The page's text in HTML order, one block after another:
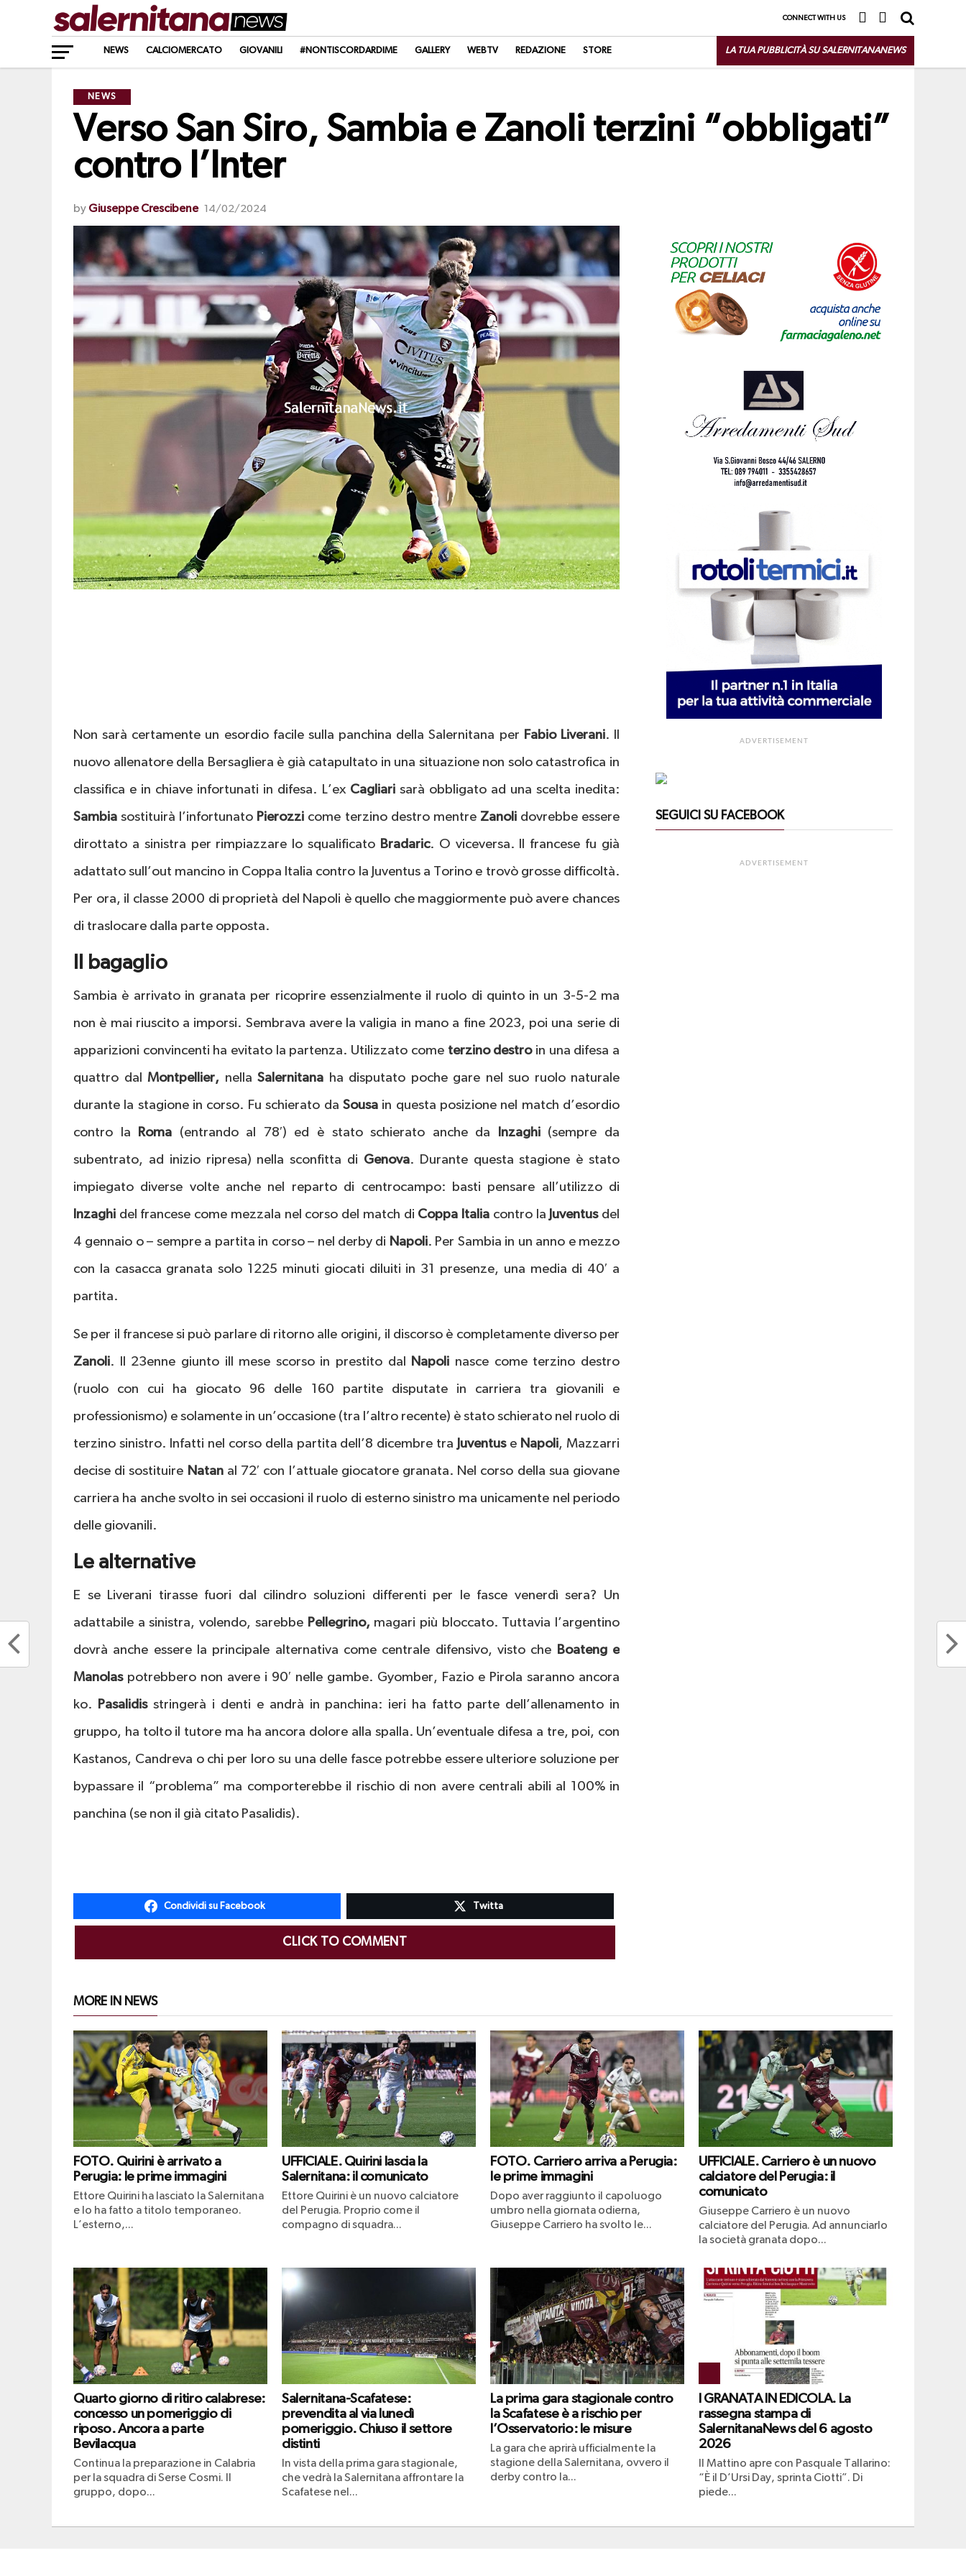
CONNECT WITH US
NEWS CALCIOMERCATO GIOVANILI #NONTISCORDARDIME GALLERY WEBTV REDAZIONE STORE LA TUA PUBBLICITÀ SU SALERNITANANEWS
NEWS
Verso San Siro, Sambia e Zanoli terzini “obbligati”
contro l’Inter
by Giuseppe Crescibene 14/02/2024
Non sarà certamente un esordio facile sulla panchina della Salernitana per Fabio Liverani. Il
nuovo allenatore della Bersagliera è già catapultato in una situazione non solo catastrofica in
classifica e in chiave infortunati in difesa. L’ex Cagliarisarà obbligato ad una scelta inedita:
Sambia sostituirà l’infortunato Pierozzi come terzino destro mentre Zanoli dovrebbe essere
dirottato a sinistra per rimpiazzare lo squalificato Bradaric. O viceversa. Il francese fu già
adattato sull’out mancino in Coppa Italia contro la Juventus a Torino e trovò grosse difficoltà.
Per ora, il classe 2000 di proprietà del Napoli è quello che maggiormente può avere chances
di traslocare dalla parte opposta.
Il bagaglio
Sambia è arrivato in granata per ricoprire essenzialmente il ruolo di quinto in un 3-5-2 ma
non è mai riuscito a imporsi. Sembrava avere la valigia in mano a fine 2023, poi una serie di
apparizioni convincenti ha evitato la partenza. Utilizzato come terzino destroin una difesa a
quattro dal Montpellier, nella Salernitana ha disputato poche gare nel suo ruolo naturale
durante la stagione in corso. Fu schierato da Sousain questa posizione nel match d’esordio
contro la
Roma (entrando al 78′) ed è stato schierato anche da Inzaghi(sempre da
subentrato, ad inizio ripresa) nella sconfitta di Genova. Durante questa stagione è stato
impiegato diverse volte anche nel reparto di centrocampo: basti pensare all’utilizzo di
Inzaghi del francese come mezzala nel corso del match di Coppa Italia contro la Juventusdel
4 gennaio o – sempre a partita in corso – nel derby di Napoli. Per Sambia in un anno e mezzo
con la casacca granata solo 1225 minuti giocati diluiti in 31 presenze, una media di 40′ a
partita.
Se per il francese si può parlare di ritorno alle origini, il discorso è completamente diverso per
Zanoli. Il 23enne giunto ill mese scorso in prestito dal Napoli nasce come terzino destro
(ruolo con cui ha giocato 96 delle 160 partite disputate in carriera tra giovanili e
professionismo) e solamente in un’occasione (tra l’altro recente) è stato schierato nel ruolo di
terzino sinistro. Infatti nel corso della partita dell’8 dicembre tra Juventuse Napoli, Mazzarri
decise di sostituire Natanal 72′ con l’attuale giocatore granata. Nel corso della sua giovane
carriera ha anche svolto in sei occasioni il ruolo di esterno sinistro ma unicamente nel periodo
delle giovanili.
Le alternative
E se Liverani tirasse fuori dal cilindro soluzioni differenti per le fasce venerdì sera? Un
adattabile a sinistra, volendo, sarebbe Pellegrino, magari più bloccato. Tuttavia l’argentino
dovrà anche essere la principale alternativa come centrale difensivo, visto che Boateng e
Manolaspotrebbero non avere i 90′ nelle gambe. Gyomber, Fazio e Pirola saranno ancora
ko.
Pasalidisstringerà i denti e andrà in panchina: ieri ha fatto parte dell’allenamento in
gruppo, ha tolto il tutore ma ha ancora dolore alla spalla. Un’eventuale difesa a tre, poi, con
Kastanos, Candreva o chi per loro su una delle fasce potrebbe essere ulteriore soluzione per
bypassare il “problema” ma comporterebbe il rischio di non avere centrali abili al 100% in
panchina (se non il già citato Pasalidis).
Condividi su Facebook Twitta
CLICK TO COMMENT
ADVERTISEMENT
SEGUICI SU FACEBOOK
ADVERTISEMENT
MORE IN NEWS
FOTO. Quirini è arrivato a
Perugia: le prime immagini
Ettore Quirini ha lasciato la Salernitana
e lo ha fatto a titolo temporaneo.
L’esterno,...
UFFICIALE. Quirini lascia la
Salernitana: il comunicato
Ettore Quirini è un nuovo calciatore
del Perugia. Proprio come il
compagno di squadra...
FOTO. Carriero arriva a Perugia:
le prime immagini
Dopo aver raggiunto il capoluogo
umbro nella giornata odierna,
Giuseppe Carriero ha svolto le...
UFFICIALE. Carriero è un nuovo
calciatore del Perugia: il
comunicato
Giuseppe Carriero è un nuovo
calciatore del Perugia. Ad annunciarlo
la società granata dopo...
Quarto giorno di ritiro calabrese:
concesso un pomeriggio di
riposo. Ancora a parte
Bevilacqua
Continua la preparazione in Calabria
per la squadra di Serse Cosmi. Il
gruppo, dopo...
Salernitana-Scafatese:
prevendita al via lunedì
pomeriggio. Chiuso il settore
distinti
In vista della prima gara stagionale,
che vedrà la Salernitana affrontare la
Scafatese nel...
La prima gara stagionale contro
la Scafatese è a rischio per
l’Osservatorio: le misure
La gara che aprirà ufficialmente la
stagione della Salernitana, ovvero il
derby contro la...
I GRANATA IN EDICOLA. La
rassegna stampa di
SalernitanaNews del 6 agosto
2026
Il Mattino apre con Pasquale Tallarino:
“È il D’Ursi Day, sprinta Ciotti”. Di
piede...